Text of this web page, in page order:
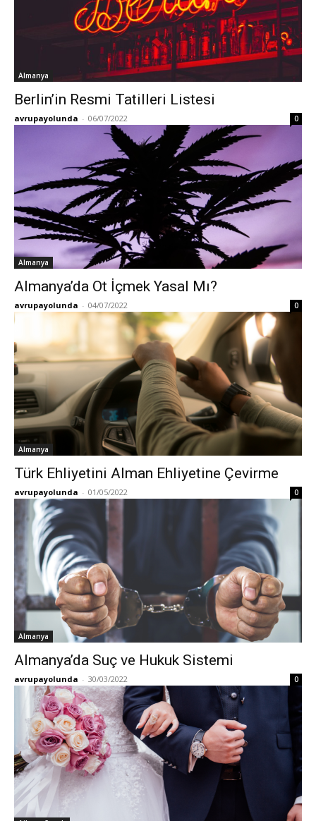
Almanya
Berlin’in Resmi Tatilleri Listesi
avrupayolunda - 06/07/2022 0
Almanya
Almanya’da Ot İçmek Yasal Mı?
avrupayolunda - 04/07/2022 0
Almanya
Türk Ehliyetini Alman Ehliyetine Çevirme
avrupayolunda - 01/05/2022 0
Almanya
Almanya’da Suç ve Hukuk Sistemi
avrupayolunda - 30/03/2022 0